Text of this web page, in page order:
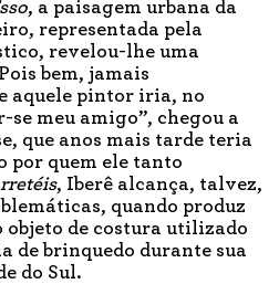
, a paisagem urbana da
representada pela
revelou-lhe uma
bem, jamais
aquele pintor iria, no
meu amigo”, chegou a
que anos mais tarde teria
por quem ele tanto
, Iberê alcança, talvez,
quando produz
objeto de costura utilizado
de brinquedo durante sua
do Sul.